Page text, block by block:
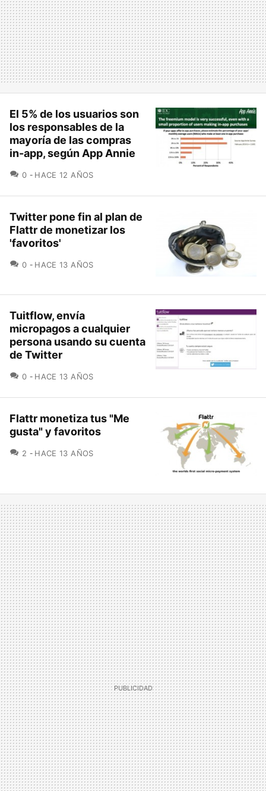
El 5% de los usuarios son
los responsables de la
mayoría de las compras
in-app, según App Annie
0 COMENTARIOS
HACE 12 AÑOS
Twitter pone fin al plan de
Flattr de monetizar los
'favoritos'
0 COMENTARIOS
HACE 13 AÑOS
Tuitflow, envía
micropagos a cualquier
persona usando su cuenta
de Twitter
0 COMENTARIOS
HACE 13 AÑOS
Flattr monetiza tus "Me
gusta" y favoritos
2 COMENTARIOS
HACE 13 AÑOS